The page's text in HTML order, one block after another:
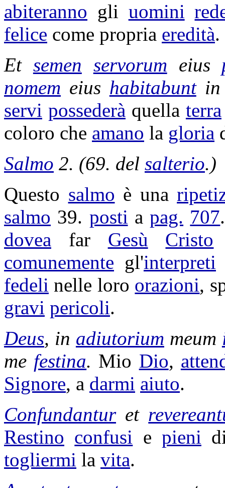
abiteranno gli uomini
felice come propria eredità.
Et semen servorum eius
nomem eius habitabuntin
servi possederà quella terra
coloro che amano la gloria
Salmo 2. (69. del salterio.)
Questo salmo è una
salmo 39. posti apag. 707
dovea far Gesù Cristo
comunemente gl'interpreti
fedeli nelle loro orazioni,
gravi pericoli.
Deus, in adiutorium meum
me festina. Mio Dio,
Signore, a darmi aiuto.
Confundanturet
Restino confusi e pieni
togliermi la vita.